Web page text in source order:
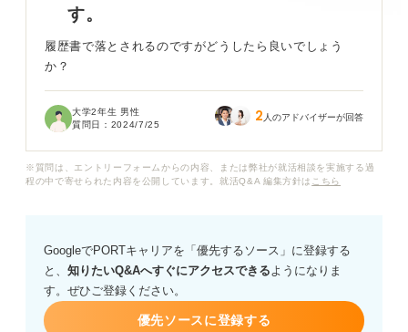
す。
履歴書で落とされるのですがどうしたら良いでしょう
か？
大学2年生 男性
質問日： 2024/7/25 2 人のアドバイザーが回答
※質問は、エントリーフォームからの内容、または弊社が就活相談を実施する過
程の中で寄せられた内容を公開しています。就活Q&A 編集方針は こちら
GoogleでPORTキャリアを「優先するソース」に登録する
と、 知りたいQ&Aへすぐにアクセスできるようになりま
す。ぜひご登録ください。
優先ソースに登録する